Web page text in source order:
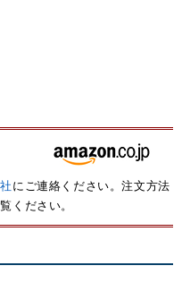
にご連絡ください。注文方法
ください。